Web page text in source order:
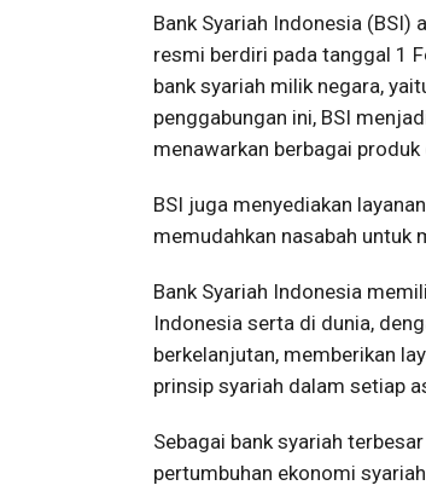
Bank Syariah Indonesia (BSI)
resmi berdiri pada tanggal 1
bank syariah milik negara,
penggabungan ini, BSI
menawarkan berbagai
BSI juga menyediakan
memudahkan nasabah untuk
Bank Syariah Indonesia
Indonesia serta di dunia,
berkelanjutan, memberikan
prinsip syariah dalam setiap
Sebagai bank syariah
pertumbuhan ekonomi